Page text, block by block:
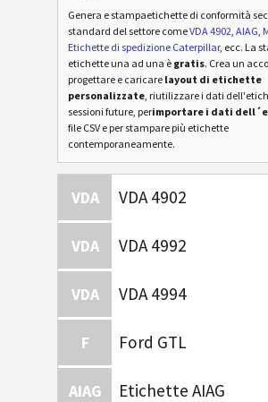
Genera e stampaetichette di conformità
standard del settore comeVDA 4902, AIAG,
Etichette di spedizione Caterpillar, ecc. La
etichette una ad una è gratis. Crea un
progettare e caricare layout di etichette
personalizzate, riutilizzare i dati
sessioni future, perimportare i dati
file CSV e per stampare più etichette
contemporaneamente.
VDA VDA 4902
VDA VDA 4992
VDA VDA 4994
F Ford GTL
AIAG Etichette AIAG